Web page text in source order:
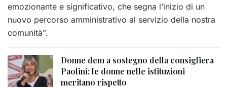
emozionante e significativo, che segna l’inizio di un
nuovo percorso amministrativo al servizio della nostra
comunità”.
Donne dem a sostegno della consigliera
Paolini: le donne nelle istituzioni
meritano rispetto